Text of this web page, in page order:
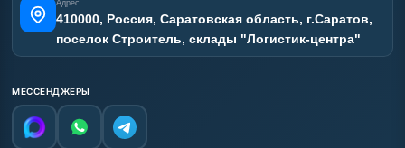
Адрес
410000, Россия, Саратовская область, г.Саратов,
поселок Строитель, склады "Логистик-центра"
МЕССЕНДЖЕРЫ